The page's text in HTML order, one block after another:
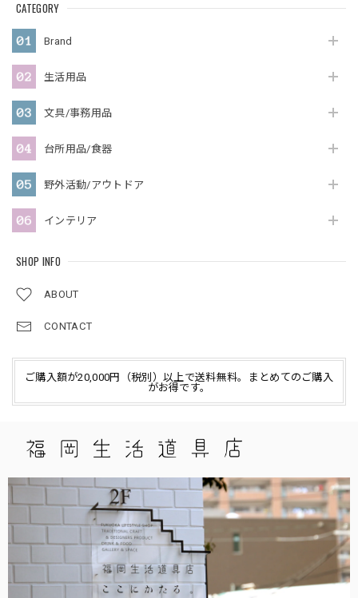
CATEGORY
Brand
生活用品
文具/事務用品
台所用品/食器
野外活動/アウトドア
インテリア
SHOP INFO
ABOUT
CONTACT
ご購入額が20,000円（税別）以上で送料無料。まとめてのご購入
がお得です。